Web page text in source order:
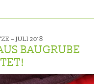
– JULI 2018
BAUGRUBE